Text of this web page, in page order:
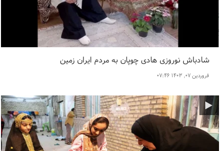
شادباش نوروزی هادی چوپان به مردم ایران زمین
فروردین ۰۷, ۱۴۰۳ ۰۷:۴۶